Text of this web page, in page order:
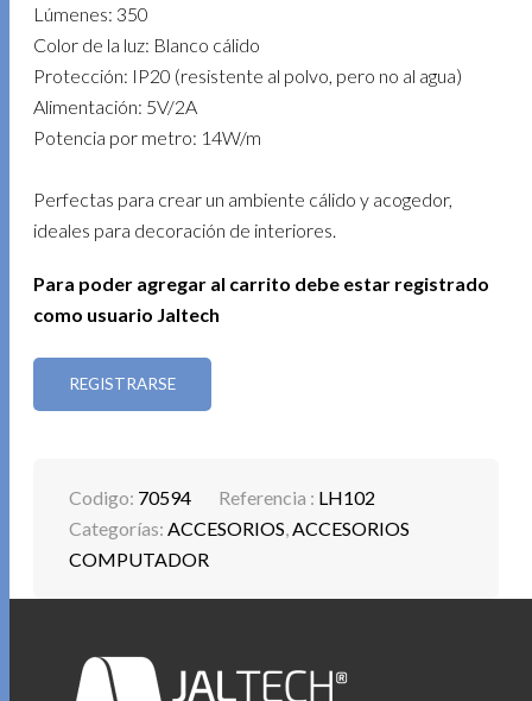
Lúmenes: 350
Color de la luz: Blanco cálido
Protección: IP20 (resistente al polvo, pero no al agua)
Alimentación: 5V/2A
Potencia por metro: 14W/m
Perfectas para crear un ambiente cálido y acogedor,
ideales para decoración de interiores.
Para poder agregar al carrito debe estar registrado
como usuario Jaltech
REGISTRARSE
Codigo: 70594 Referencia : LH102
Categorías: ACCESORIOS ACCESORIOS
COMPUTADOR